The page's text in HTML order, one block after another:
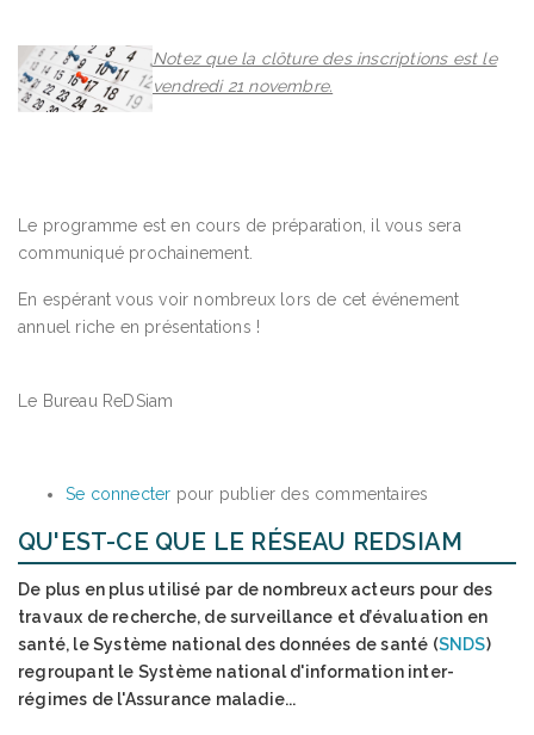
Notez que la clôture des inscriptions est le
vendredi 21 novembre.
Le programme est en cours de préparation, il vous sera
communiqué prochainement.
En espérant vous voir nombreux lors de cet événement
annuel riche en présentations !
Le Bureau ReDSiam
Se connecter pour publier des commentaires
QU'EST-CE QUE LE RÉSEAU REDSIAM
De plus en plus utilisé par de nombreux acteurs pour des
travaux de recherche, de surveillance et d’évaluation en
santé, leSystème national des données de santé (SNDS)
regroupant le Système national d'information inter-
régimes de l'Assurance maladie...